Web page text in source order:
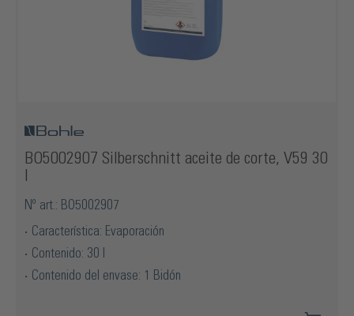
BO5002907 Silberschnitt aceite de corte, V59 30
Nº art.: BO5002907
Característica: Evaporación
Contenido: 30 l
Contenido del envase: 1 Bidón